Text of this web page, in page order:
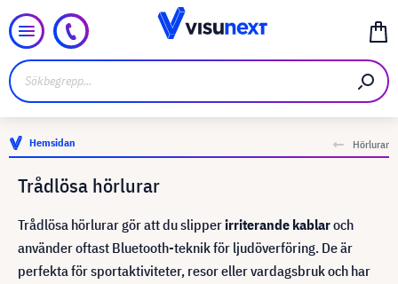
Hemsidan Hörlurar
Trådlösa hörlurar
Trådlösa hörlurar gör att du slipperirriterande kablaroch
använder oftast Bluetooth-teknik för ljudöverföring. De är
perfekta för sportaktiviteter, resor eller vardagsbruk och har